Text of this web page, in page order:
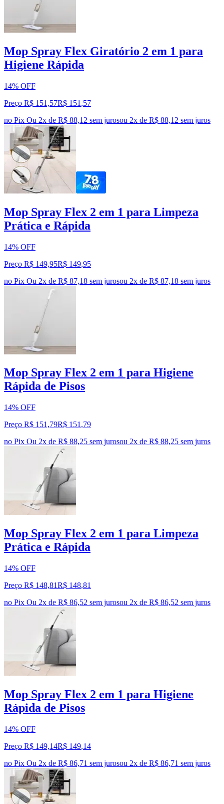
Mop Spray Flex Giratório 2 em 1 para
Higiene Rápida
14% OFF
Preço R$ 151,57R$ 151 ,57
no Pix Ou 2x de R$ 88,12 sem jurosou 2x de R$ 88,12 sem juros
Mop Spray Flex 2 em 1 para Limpeza
Prática e Rápida
14% OFF
Preço R$ 149,95R$ 149,95
no Pix Ou 2x de R$ 87,18 sem jurosou 2x de R$ 87,18 sem juros
Mop Spray Flex 2 em 1 para Higiene
Rápida de Pisos
14% OFF
Preço R$ 151,79R$ 151 ,79
no Pix Ou 2x de R$ 88,25 sem jurosou 2x de R$ 88,25 sem juros
Mop Spray Flex 2 em 1 para Limpeza
Prática e Rápida
14% OFF
Preço R$ 148,81R$ 148,81
no Pix Ou 2x de R$ 86,52 sem jurosou 2x de R$ 86,52 sem juros
Mop Spray Flex 2 em 1 para Higiene
Rápida de Pisos
14% OFF
Preço R$ 149,14R$ 149,14
no Pix Ou 2x de R$ 86,71 sem jurosou 2x de R$ 86,71 sem juros